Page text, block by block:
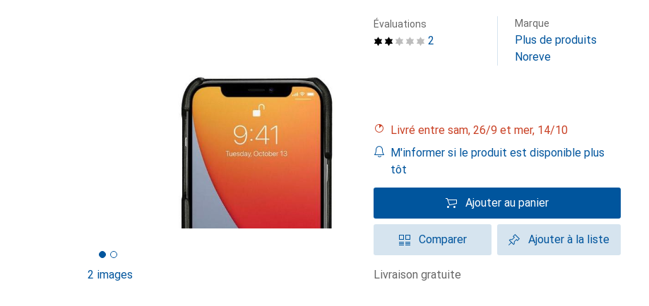
2 images
2
Évaluations Marque
Plus de produits
Noreve
Livré entre sam, 26/9 et mer, 14/10
M'informer si le produit est disponible plus
tôt
Ajouter au panier
Comparer Ajouter à la liste
livraison gratuite